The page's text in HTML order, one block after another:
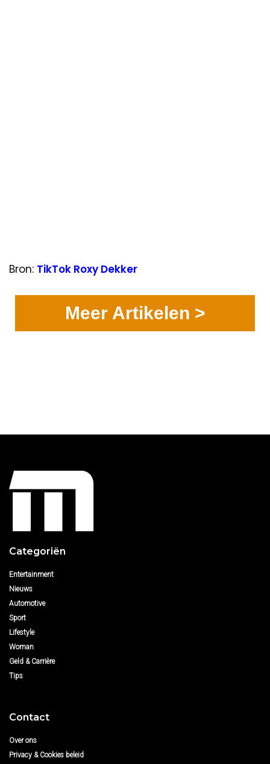
Bron: TikTok Roxy Dekker
Meer Artikelen >
Categoriën
Entertainment
Nieuws
Automotive
Sport
Lifestyle
Woman
Geld & Carrière
Tips
Contact
Over ons
Privacy & Cookies beleid